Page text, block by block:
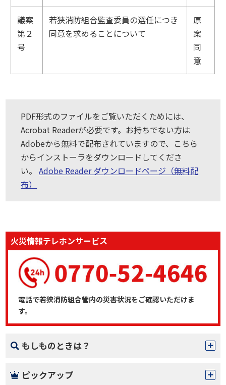
議案
第２
号
若狭消防組合監査委員の選任につき
同意を求めることについて
原
案
同
意
PDF形式のファイルをご覧いただくためには、
Acrobat Readerが必要です。お持ちでない方は
Adobeから無料で配布されていますので、こちら
からインストーラをダウンロードしてくださ
い。Adobe Reader ダウンロードページ（無料配
布）
火災情報テレホンサービス
電話で若狭消防組合管内の災害状況をご確認いただけま
す。
もしものときは？
ピックアップ